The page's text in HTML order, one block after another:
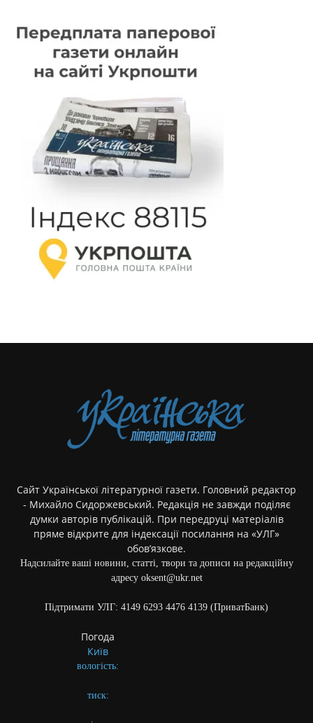
Сайт Української літературної газети. Головний редактор
- Михайло Сидоржевський. Редакція не завжди поділяє
думки авторів публікацій. При передруці матеріалів
пряме відкрите для індексації посилання на «УЛГ»
обов’язкове.
Надсилайте ваші новини, статті, твори та дописи на редакційну
адресу oksent@ukr.net
Підтримати УЛГ: 4149 6293 4476 4139 (ПриватБанк)
Погода
Київ
вологість:
тиск: